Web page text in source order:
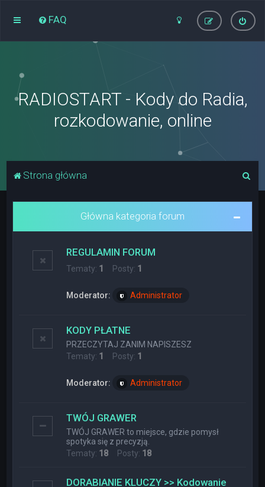
FAQ
RADIOSTART - Kody do Radia,
rozkodowanie, online
Strona główna
Główna kategoria forum
REGULAMIN FORUM
Tematy: 1 Posty: 1
Moderator: Administrator
KODY PŁATNE
PRZECZYTAJ ZANIM NAPISZESZ
Tematy: 1 Posty: 1
Moderator: Administrator
TWÓJ GRAWER
TWÓJ GRAWER to miejsce, gdzie pomysł
spotyka się z precyzją.
Tematy: 18 Posty: 18
DORABIANIE KLUCZY >> Kodowanie